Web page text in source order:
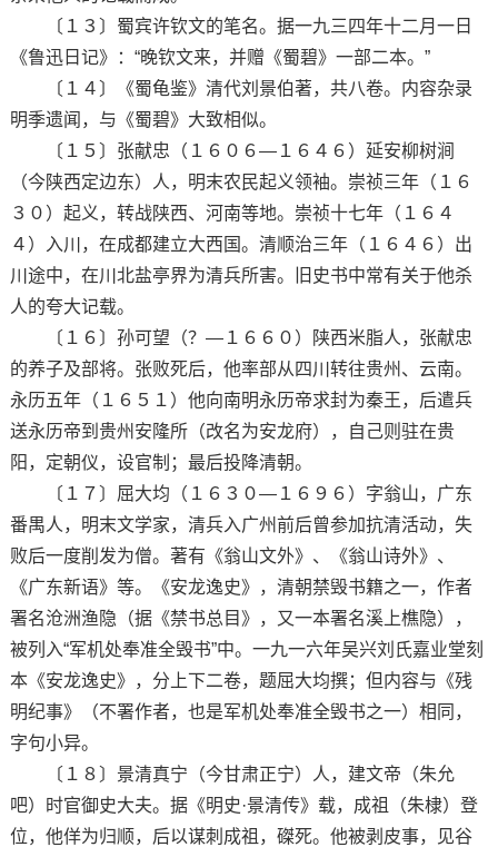
〔１３〕蜀宾许钦文的笔名。据一九三四年十二月一日
《鲁迅日记》：“晚钦文来，并赠《蜀碧》一部二本。”
〔１４〕《蜀龟鉴》清代刘景伯著，共八卷。内容杂录
明季遗闻，与《蜀碧》大致相似。
〔１５〕张献忠（１６０６—１６４６）延安柳树涧
（今陕西定边东）人，明末农民起义领袖。崇祯三年（１６
３０）起义，转战陕西、河南等地。崇祯十七年（１６４
４）入川，在成都建立大西国。清顺治三年（１６４６）出
川途中，在川北盐亭界为清兵所害。旧史书中常有关于他杀
人的夸大记载。
〔１６〕孙可望（？—１６６０）陕西米脂人，张献忠
的养子及部将。张败死后，他率部从四川转往贵州、云南。
永历五年（１６５１）他向南明永历帝求封为秦王，后遣兵
送永历帝到贵州安隆所（改名为安龙府），自己则驻在贵
阳，定朝仪，设官制；最后投降清朝。
〔１７〕屈大均（１６３０—１６９６）字翁山，广东
番禺人，明末文学家，清兵入广州前后曾参加抗清活动，失
败后一度削发为僧。著有《翁山文外》、《翁山诗外》、
《广东新语》等。《安龙逸史》，清朝禁毁书籍之一，作者
署名沧洲渔隐（据《禁书总目》，又一本署名溪上樵隐），
被列入“军机处奉准全毁书”中。一九一六年吴兴刘氏嘉业堂刻
本《安龙逸史》，分上下二卷，题屈大均撰；但内容与《残
明纪事》（不署作者，也是军机处奉准全毁书之一）相同，
字句小异。
〔１８〕景清真宁（今甘肃正宁）人，建文帝（朱允
吧）时官御史大夫。据《明史·景清传》载，成祖（朱棣）登
位，他佯为归顺，后以谋刺成祖，磔死。他被剥皮事，见谷